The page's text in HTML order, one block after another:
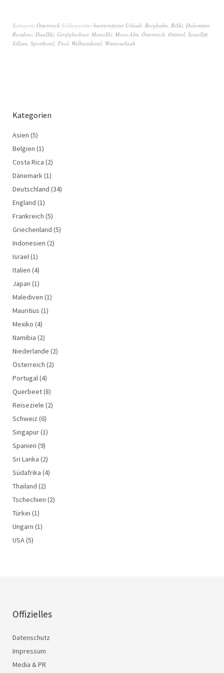
Kategorie Österreich Schlagwörterbarrierefreier Urlaub, Bergbahn, BiSki, Dolomiten
Residenz, DualSki, Großglockner, MonoSki, Moos-Alm, Österreich, Osttirol, Sessellift,
Sillian, Sporthotel, Tirol, Wellnesshotel, Winterurlaub
Kategorien
Asien (5)
Belgien (1)
Costa Rica (2)
Dänemark(1)
Deutschland (34)
England (1)
Frankreich (5)
Griechenland (5)
Indonesien (2)
Israel(1)
Italien (4)
Japan (1)
Malediven (1)
Mauritius (1)
Mexiko (4)
Namibia (2)
Niederlande (2)
Österreich (2)
Portugal(4)
Querbeet(8)
Reiseziele (2)
Schweiz (6)
Singapur(1)
Spanien (9)
Sri Lanka (2)
Südafrika (4)
Thailand (2)
Tschechien (2)
Türkei (1)
Ungarn (1)
USA(5)
Offizielles
Datenschutz
Impressum
Media & PR